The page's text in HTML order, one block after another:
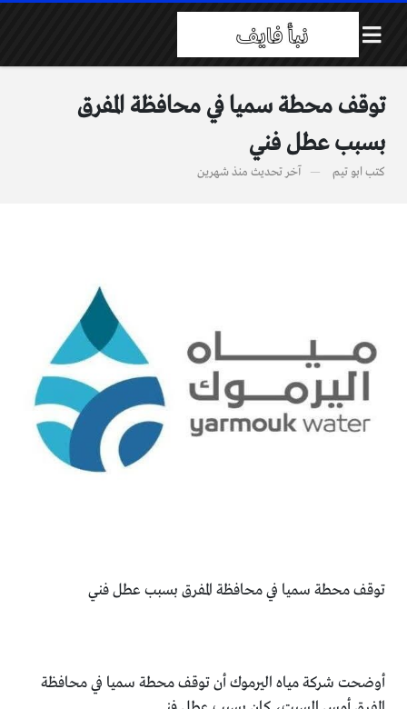
توقف محطة سميا في محافظة المفرق
بسبب عطل فني
كتب ابو تيم آخر تحديث منذ شهرين
توقف محطة سميا في محافظة المفرق بسبب عطل فني
أوضحت شركة مياه اليرموك أن توقف محطة سميا في محافظة